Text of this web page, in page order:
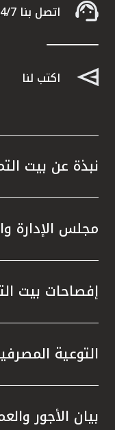
اتصل بنا 24/7 "الخدمة الهاتفية" 1803333
اكتب لنا
نبذة عن بيت
مجلس الإدارة
إفصاحات بيت
التوعية
بيان الأجور